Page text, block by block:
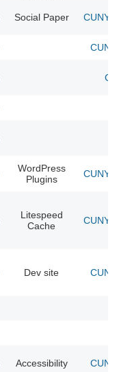
Social Paper CUNY
WordPress
Plugins
CUNY
Litespeed
Cache
CUNY
Dev site
Accessibility